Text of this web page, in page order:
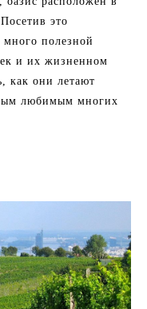
это
много полезной
и их жизненном
как они летают
любимым многих